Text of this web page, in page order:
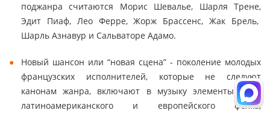
поджанра считаются Морис Шевалье, Шарля Трене,
Эдит Пиаф, Лео Ферре, Жорж Брассенс, Жак Брель,
Шарль Азнавур и Сальваторе Адамо.
Новый шансон или “новая сцена” - поколение молодых
французских исполнителей, которые не следуют
канонам жанра, включают в музыку элементы рока,
латиноамериканского и европейского фолка,